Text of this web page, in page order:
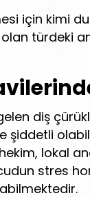
için kimi
olan türdeki
diş
lokal
stres